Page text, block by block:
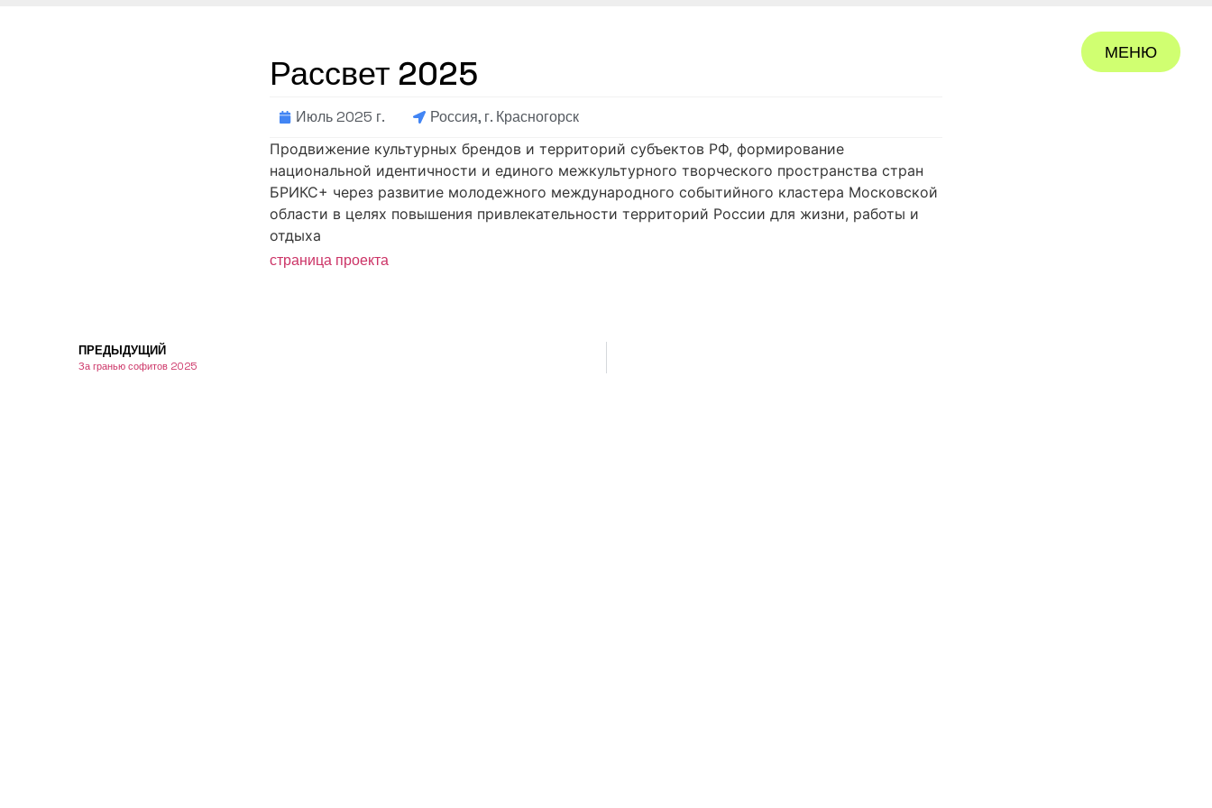
МЕНЮ
Рассвет 2025
Июль 2025 г. Россия, г. Красногорск
Продвижение культурных брендов и территорий субъектов РФ, формирование
национальной идентичности и единого межкультурного творческого пространства стран
БРИКС+ через развитие молодежного международного событийного кластера Московской
области в целях повышения привлекательности территорий России для жизни, работы и
отдыха
страница проекта
ПРЕДЫДУЩИЙ
За гранью софитов 2025